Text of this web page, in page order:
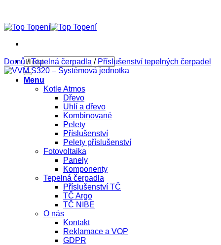
obsah
Hledat:
Menu
Kotle Atmos
Dřevo
Uhlí a dřevo
Kombinované
Pelety
Příslušenství
Pelety příslušenství
Fotovoltaika
Panely
Komponenty
Tepelná čerpadla
Příslušenství TČ
TČ Argo
TČ NIBE
O nás
Kontakt
Reklamace a VOP
GDPR
Domů / Tepelná čerpadla / Příslušenství tepelných čerpadel